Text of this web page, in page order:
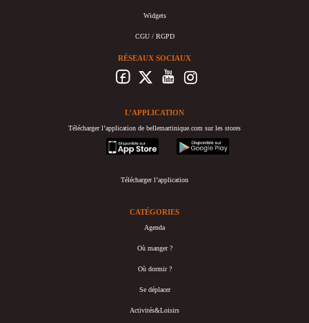
Widgets
CGU / RGPD
RÉSEAUX SOCIAUX
L’APPLICATION
Télécharger l’application de bellemartinique.com sur les stores
appstore
googleplay
Télécharger l’application
CATÉGORIES
Agenda
Où manger ?
Où dormir ?
Se déplacer
Activités&Loisirs